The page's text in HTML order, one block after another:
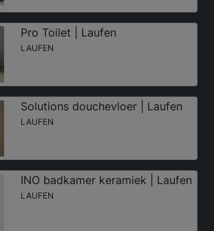
Pro Toilet | Laufen
LAUFEN
Solutions douchevloer | Laufen
LAUFEN
INO badkamer keramiek | Laufen
LAUFEN